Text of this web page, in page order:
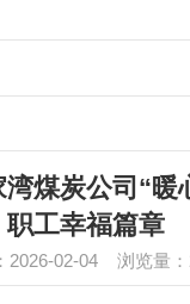
煤炭公司“暖
职工幸福篇章
2026-02-04 浏览量：